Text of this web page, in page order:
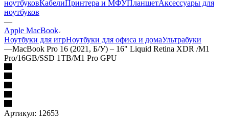
ноутбуковКабелиПринтера и МФУПланшетАксессуары для
ноутбуков
—
Apple MacBook
Ноутбуки для игрНоутбуки для офиса и домаУльтрабуки
—MacBook Pro 16 (2021, Б/У) – 16" Liquid Retina XDR /M1
Pro/16GB/SSD 1TB/M1 Pro GPU
Артикул: 12653